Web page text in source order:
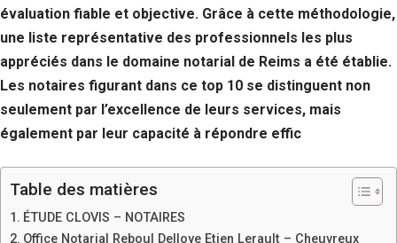
évaluation fiable et objective. Grâce à cette méthodologie,
une liste représentative des professionnels les plus
appréciés dans le domaine notarial de Reims a été établie.
Les notaires figurant dans ce top 10 se distinguent non
seulement par l’excellence de leurs services, mais
également par leur capacité à répondre effic
Table des matières
ÉTUDE CLOVIS – NOTAIRES
Office Notarial Reboul Delloye Etien Lerault – Cheuvreux